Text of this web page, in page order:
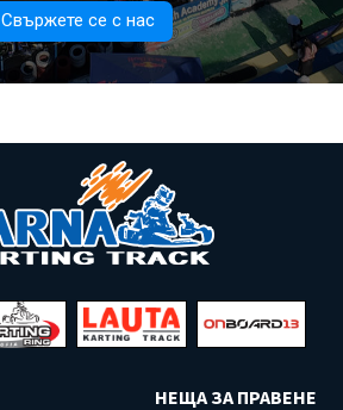
Свържете се с нас
НЕЩА ЗА ПРАВЕНЕ